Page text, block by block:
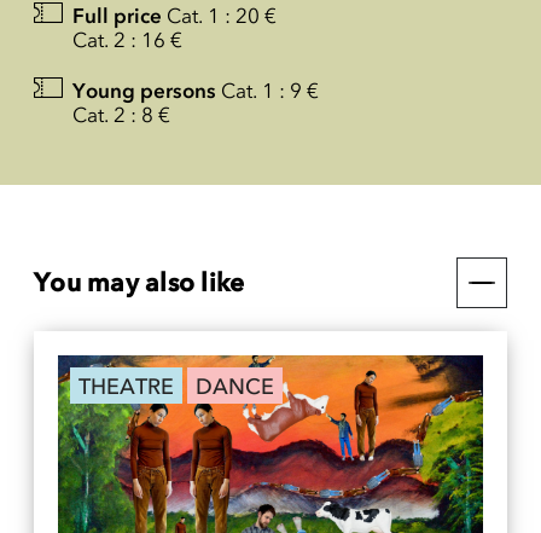
Full price Cat. 1 : 20 €
Cat. 2 : 16 €
Young persons Cat. 1 : 9 €
Cat. 2 : 8 €
You may also like
THEATRE DANCE